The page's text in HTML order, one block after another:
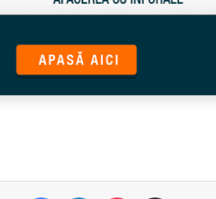
FacebookLinkedIn Pocket